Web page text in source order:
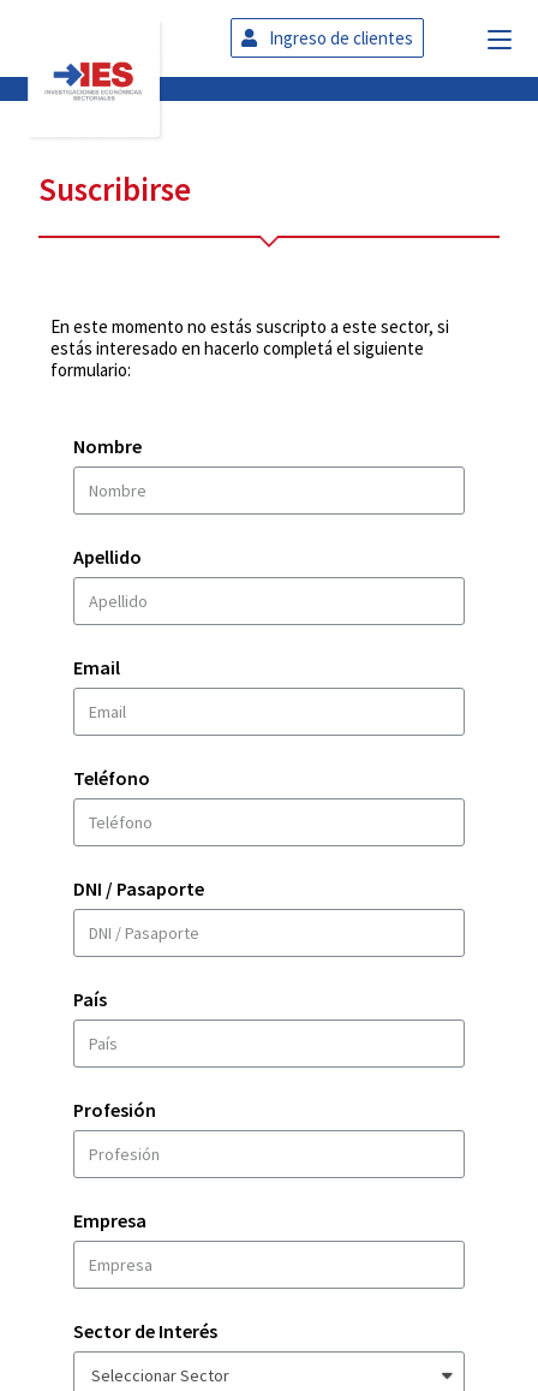
Ingreso de clientes
Suscribirse
En este momento no estás suscripto a este sector, si
estás interesado en hacerlo completá el siguiente
formulario:
Nombre
Apellido
Email
Teléfono
DNI / Pasaporte
País
Profesión
Empresa
Sector de Interés